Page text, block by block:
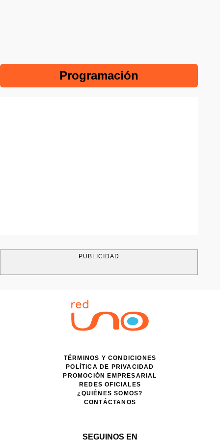
Programación
PUBLICIDAD
TÉRMINOS Y CONDICIONES
POLÍTICA DE PRIVACIDAD
PROMOCIÓN EMPRESARIAL
REDES OFICIALES
¿QUIÉNES SOMOS?
CONTÁCTANOS
SEGUINOS EN